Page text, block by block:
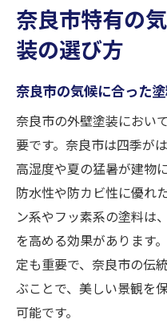
奈良市特有の
装の選び方
奈良市の気候に合った
奈良市の外壁塗装におい
要です。奈良市は四季が
高湿度や夏の猛暑が建物
防水性や防カビ性に優れ
ン系やフッ素系の塗料は
を高める効果があります
定も重要で、奈良市の伝
ぶことで、美しい景観を
可能です。